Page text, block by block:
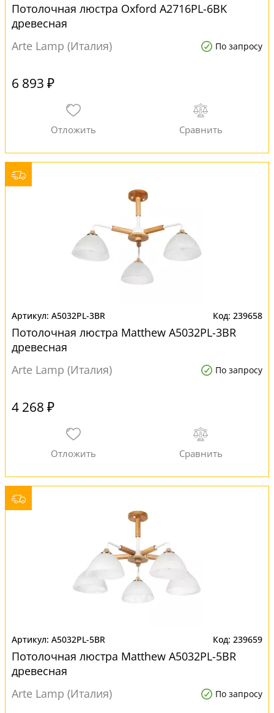
Потолочная люстра Oxford A2716PL-6BK
древесная
Arte Lamp (Италия)
По запросу
6 893 ₽
A5032PL-3BR 239658
Потолочная люстра Matthew A5032PL-3BR
древесная
Arte Lamp (Италия)
По запросу
4 268 ₽
A5032PL-5BR 239659
Потолочная люстра Matthew A5032PL-5BR
древесная
Arte Lamp (Италия)
По запросу